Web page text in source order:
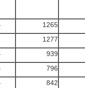
1265
1277
939
796
842